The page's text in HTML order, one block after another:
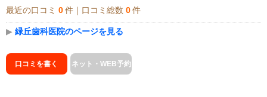
最近の口コミ 0 件｜口コミ総数 0 件
▶ 緑丘歯科医院のページを見る
口コミを書く ネット・WEB予約